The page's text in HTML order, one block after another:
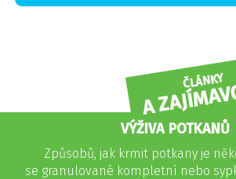
ČLÁNKY
A
VÝŽIVA POTKANŮ
Způsobů, jak krmit potkany je
se granulované kompletní nebo